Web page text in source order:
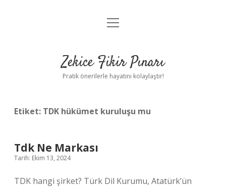
Anasayfa
Yasal Uyarı
menüyü
Zekice Fikir Pınarı
Pratik önerilerle hayatını kolaylaştır!
Etiket: TDK hükümet kuruluşu mu
Tdk Ne Markası
Tarih: Ekim 13, 2024
TDK hangi şirket? Türk Dil Kurumu, Atatürk’ün